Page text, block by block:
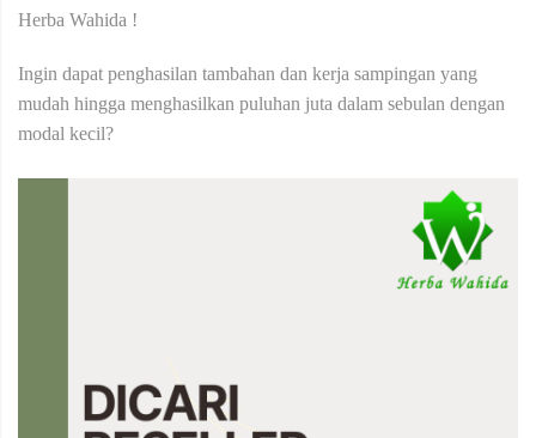
Herba Wahida !
Ingin dapat penghasilan tambahan dan kerja sampingan yang
mudah hingga menghasilkan puluhan juta dalam sebulan dengan
modal kecil?